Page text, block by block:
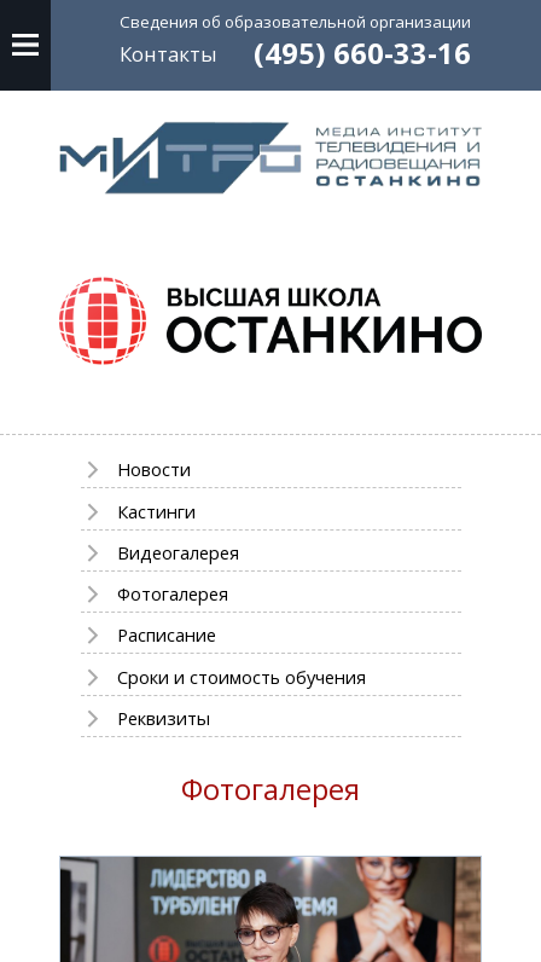
Сведения об образовательной организации
Контакты (495) 660-33-16
Новости
Кастинги
Видеогалерея
Фотогалерея
Расписание
Сроки и стоимость обучения
Реквизиты
Фотогалерея